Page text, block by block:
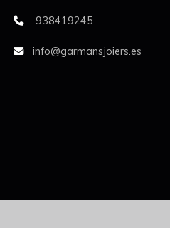
938419245
info garmansjoiers.es